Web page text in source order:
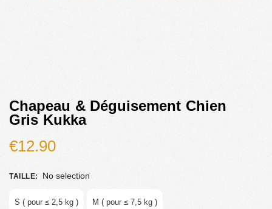
Chapeau & Déguisement Chien
Gris Kukka
€12.90
TAILLE: No selection
S ( pour ≤ 2,5 kg ) M ( pour ≤ 7,5 kg )